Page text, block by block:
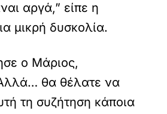
αργά,” είπε η
μικρή δυσκολία.
ο Μάριος,
θα θέλατε να
τη συζήτηση κάποια